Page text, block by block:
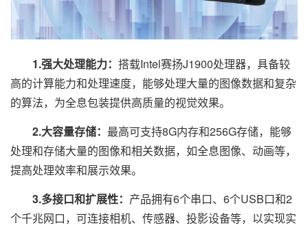
1.强大处理能力： 搭载Intel赛扬J1900处理器，具备较
高的计算能力和处理速度，能够处理大量的图像数据和复杂
的算法，为全息包装提供高质量的视觉效果。
2.大容量存储： 最高可支持8G内存和256G存储，能够
处理和存储大量的图像和相关数据，如全息图像、动画等，
提高处理效率和展示效果。
3.多接口和扩展性： 产品拥有6个串口、6个USB口和2
个千兆网口，可连接相机、传感器、投影设备等，以实现实